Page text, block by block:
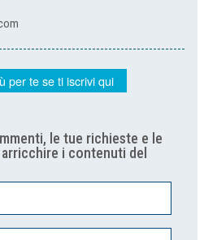
per te se ti iscrivi qui
le tue richieste e le
i contenuti del